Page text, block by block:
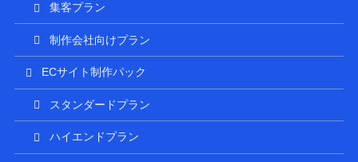
集客プラン
制作会社向けプラン
ECサイト制作パック
スタンダードプラン
ハイエンドプラン